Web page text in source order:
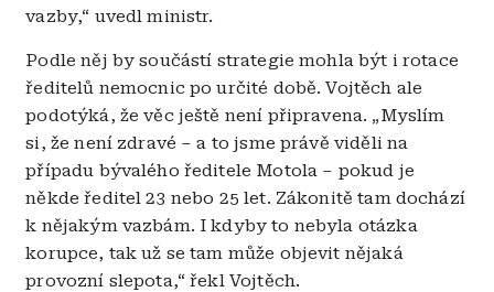
vazby,“ uvedl ministr.
Podle něj by součástí strategie mohla být i rotace
ředitelů nemocnic po určité době. Vojtěch ale
podotýká, že věc ještě není připravena. „Myslím
si, že není zdravé – a to jsme právě viděli na
případu bývalého ředitele Motola – pokud je
někde ředitel 23 nebo 25 let. Zákonitě tam dochází
k nějakým vazbám. I kdyby to nebyla otázka
korupce, tak už se tam může objevit nějaká
provozní slepota,“ řekl Vojtěch.